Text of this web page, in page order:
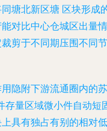
塘北新区塘 区块形成
对比中心仓城区出量情
剪于不同期压围不同节
隐附下游流通圈内的苏
存量区域微小件自动短
具有独占有别的相对低